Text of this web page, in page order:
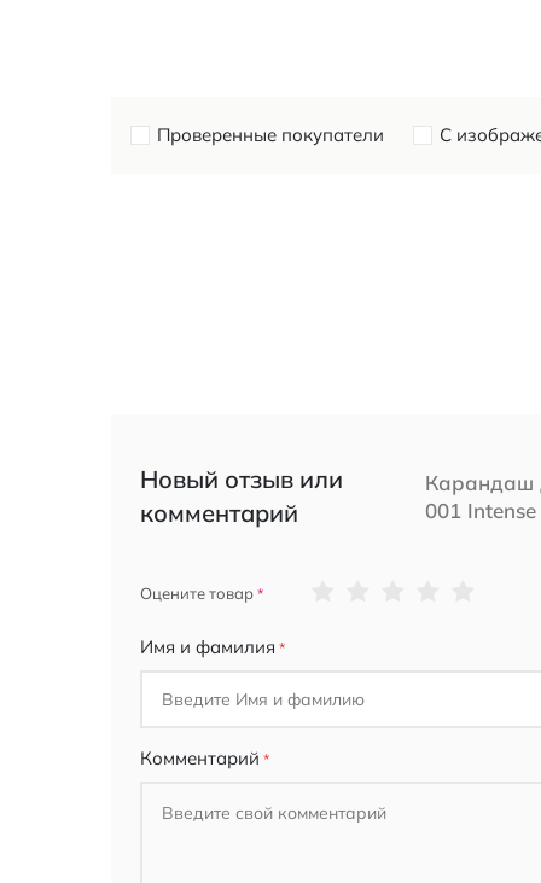
Проверенные покупатели С
Новый отзыв или
комментарий
Карандаш
001
Оцените товар
Имя и фамилия
Комментарий